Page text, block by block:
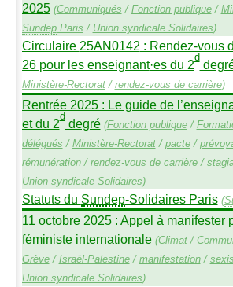
2025 (Communiqués / Fonction publique/
SundepParis / Union syndicale Solidaires)
Circulaire 25AN0142 : Rendez-vous
26 pour les enseignant·es du 2d
Ministère-Rectorat/ rendez-vous de carrière)
Rentrée 2025 : Le guide de
et du 2ddegré (Fonction publique/
délégués / Ministère-Rectorat/ pacte/
rémunération/ rendez-vous de carrière/
Union syndicale Solidaires)
Statuts du Sundep-Solidaires Paris (
11 octobre 2025 : Appel à manifester
féministe internationale (Climat/
Grève/ Israël-Palestine/ manifestation/
Union syndicale Solidaires)